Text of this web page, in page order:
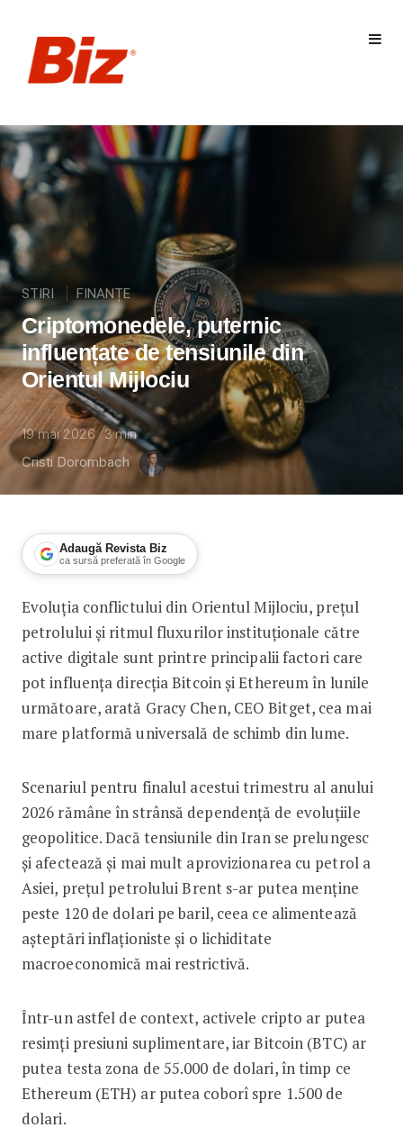
STIRI FINANȚE
Criptomonedele, puternic
influențate de tensiunile din
Orientul Mijlociu
19 mai 2026 3min
Cristi Dorombach
Adaugă Revista Biz
ca sursă preferată în Google
Criptomonedele, puternic
Evoluția conflictului din Orientul Mijlociu, prețul
petrolului și ritmul fluxurilor instituționale către
active digitale sunt printre principalii factori care
pot influența direcția Bitcoin și Ethereum în lunile
următoare, arată Gracy Chen, CEO Bitget, cea mai
mare platformă universală de schimb din lume.
Scenariul pentru finalul acestui trimestru al anului
2026 rămâne în strânsă dependență de evoluțiile
geopolitice. Dacă tensiunile din Iran se prelungesc
și afectează și mai mult aprovizionarea cu petrol a
Asiei, prețul petrolului Brent s-ar putea menține
peste 120 de dolari pe baril, ceea ce alimentează
așteptări inflaționiste și o lichiditate
macroeconomică mai restrictivă.
Într-un astfel de context, activele cripto ar putea
resimți presiuni suplimentare, iar Bitcoin (BTC) ar
putea testa zona de 55.000 de dolari, în timp ce
Ethereum (ETH) ar putea coborî spre 1.500 de
dolari.